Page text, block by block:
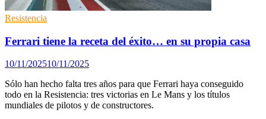
Resistencia
Ferrari tiene la receta del éxito… en su propia casa
10/11/202510/11/2025
Sólo han hecho falta tres años para que Ferrari haya conseguido
todo en la Resistencia: tres victorias en Le Mans y los títulos
mundiales de pilotos y de constructores.